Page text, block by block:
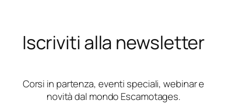
Iscriviti alla newsletter
Corsi in partenza, eventi speciali, webinar e
novità dal mondo Escamotages.